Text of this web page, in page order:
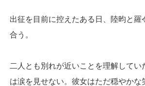
出征を目前に控えたある日、陸昀と羅
合う。
二人とも別れが近いことを理解してい
は涙を見せない。彼女はただ穏やかな